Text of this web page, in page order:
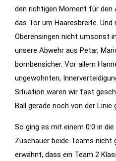
den richtigen Moment für den
das Tor um Haaresbreite. Und
Oberensingen nicht umsonst
unsere Abwehr aus Petar,
bombensicher. Vor allem
ungewohnten,
Situation waren wir fast
Ball gerade noch von der Linie
So ging es mit einem 0:0 in
Zuschauer beide Teams nicht
erwähnt, dass ein Team 2
Funktionen
Wird für
manche
Features der
Seite
benötigt!
Marketing
Interessen und Ihr
Verhalten beim
Besuch unserer